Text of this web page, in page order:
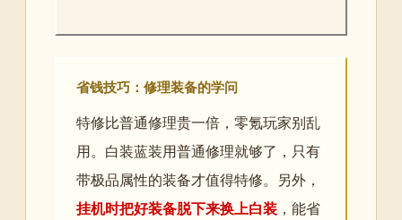
省钱技巧：修理装备的学问
特修比普通修理贵一倍，零氪玩家别乱
用。白装蓝装用普通修理就够了，只有
带极品属性的装备才值得特修。另外，
挂机时把好装备脱下来换上白装 ，能省